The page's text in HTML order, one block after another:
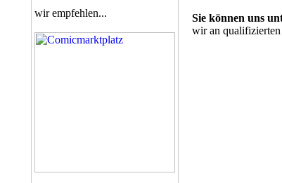
wir empfehlen... Sie können uns
wir an